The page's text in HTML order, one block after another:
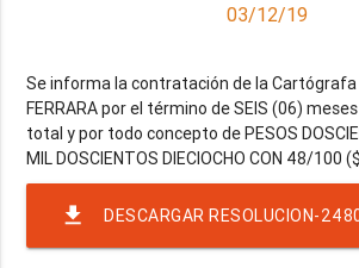
03/12/19
Se informa la contratación de la Cartógrafa
FERRARA por el término de SEIS (06)
total y por todo concepto de PESOS
file_download DESCARGAR RESOLUCION-